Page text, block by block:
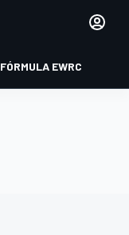
FÓRMULA EWRC